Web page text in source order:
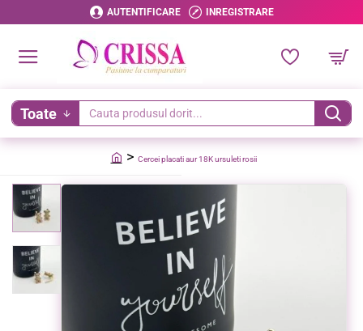
AUTENTIFICARE INREGISTRARE
Toate
Cauta
produsul
Cercei placati aur 18K ursuleti rosii